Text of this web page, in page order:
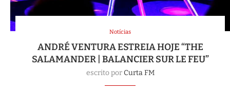
Notícias
ANDRÉ VENTURA ESTREIA HOJE “THE
SALAMANDER | BALANCIER SUR LE FEU”
escrito porCurta FM